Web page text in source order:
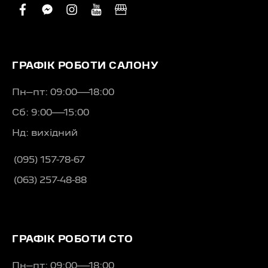
facebook
facebook-
instagram
youtube
business
ГРАФІК РОБОТИ САЛОНУ
Пн–пт: 09:00—18:00
Сб: 9:00—15:00
Нд: вихідний
(095) 157-78-67
(063) 257-48-88
ГРАФІК РОБОТИ СТО
Пн–пт: 09:00—18:00